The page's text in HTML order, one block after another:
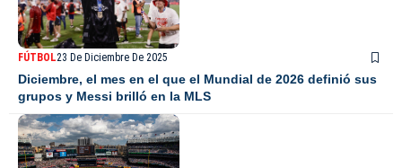
FÚTBOL23 De Diciembre De 2025
Diciembre, el mes en el que el Mundial de 2026 definió sus
grupos y Messi brilló en la MLS